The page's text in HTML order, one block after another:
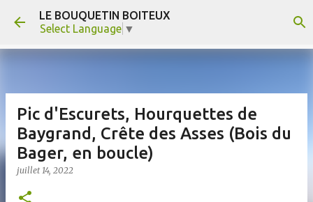
Accéder au contenu principal
LE BOUQUETIN BOITEUX
Select Language ▼
Pic d'Escurets, Hourquettes de
Baygrand, Crête des Asses (Bois du
Bager, en boucle)
juillet 14, 2022